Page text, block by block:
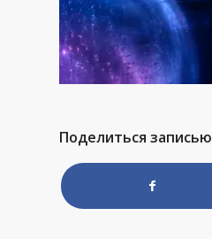
Поделиться записью